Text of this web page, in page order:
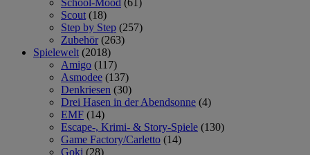
Scout (18)
Step by Step (257)
Zubehör (263)
Spielewelt (2018)
Amigo (117)
Asmodee (137)
Denkriesen (30)
Drei Hasen in der Abendsonne (4)
EMF (14)
Escape-, Krimi- & Story-Spiele (130)
Game Factory/Carletto (14)
Goki (28)